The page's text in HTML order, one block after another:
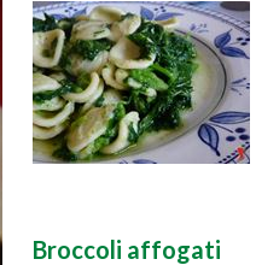
Broccoli affogati